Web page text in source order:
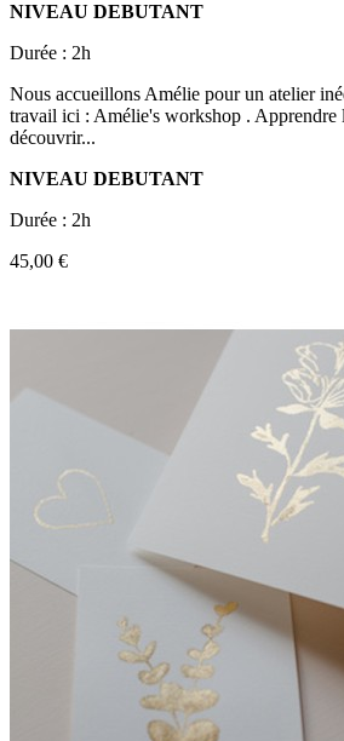
NIVEAU DEBUTANT
Durée : 2h
Nous accueillons Amélie pour un atelier
travail ici : Amélie's workshop . Apprendre
découvrir...
NIVEAU DEBUTANT
Durée : 2h
45,00 €